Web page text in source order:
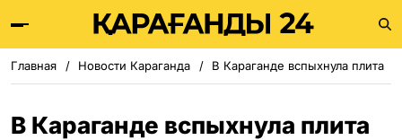
Главная Новости Караганда В Караганде вспыхнула плита
В Караганде вспыхнула плита